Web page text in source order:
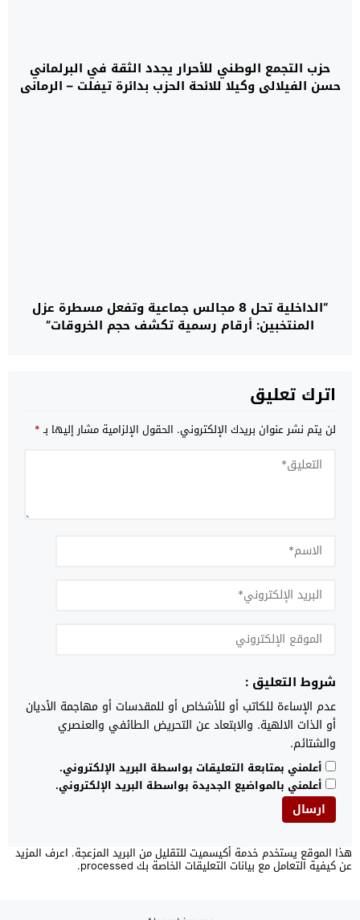
حزب التجمع الوطني للأحرار يجدد الثقة في البرلماني
حسن الفيلالي وكيلا للائحة الحزب بدائرة تيفلت – الرماني
“الداخلية تحل 8 مجالس جماعية وتفعل مسطرة عزل
المنتخبين: أرقام رسمية تكشف حجم الخروقات”
اترك تعليق
لن يتم نشر عنوان بريدك الإلكتروني. الحقول الإلزامية مشار إليها بـ*
شروط التعليق :
عدم الإساءة للكاتب أو للأشخاص أو للمقدسات أو مهاجمة الأديان
أو الذات الالهية. والابتعاد عن التحريض الطائفي والعنصري
والشتائم.
أعلمني بمتابعة التعليقات بواسطة البريد الإلكتروني.
أعلمني بالمواضيع الجديدة بواسطة البريد الإلكتروني.
هذا الموقع يستخدم خدمة أكيسميت للتقليل من البريد المزعجة. اعرف المزيد
عن كيفية التعامل مع بيانات التعليقات الخاصة بك processed .